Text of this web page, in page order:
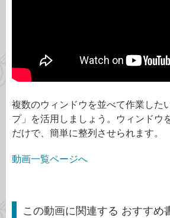
複数のウィンドウを並べて作業した
プ」を活用しましょう。ウィンドウ
だけで、簡単に整列させられます。
動画一覧ページへ
この動画に関連する おすすめ